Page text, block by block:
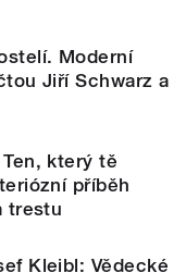
Moderní
Jiří Schwarz a
který tě
příběh
trestu
Kleibl: Vědecké